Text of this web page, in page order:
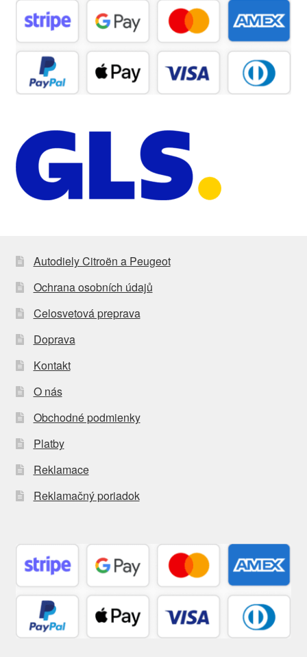
Autodiely Citroën a Peugeot
Ochrana osobních údajů
Celosvetová preprava
Doprava
Kontakt
O nás
Obchodné podmienky
Platby
Reklamace
Reklamačný poriadok